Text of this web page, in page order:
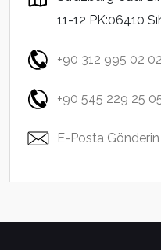
11-12 PK:06410
+90 312 995 02 02
+90 545 229 25
E-Posta Gönderin